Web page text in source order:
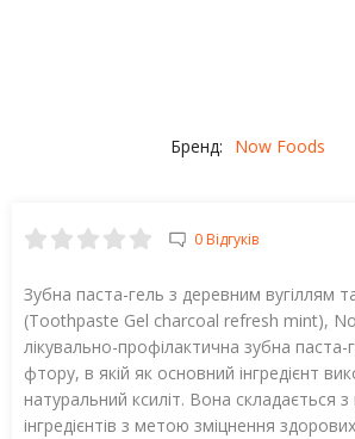
Бренд: Now Foods
0 Відгуків
Зубна паста-гель з деревним вугіллям
(Toothpaste Gel charcoal refresh mint),
лікувально-профілактична зубна
фтору, в якій як основний інгредієнт
натуральний ксиліт. Вона складається з
інгредієнтів з метою зміцнення